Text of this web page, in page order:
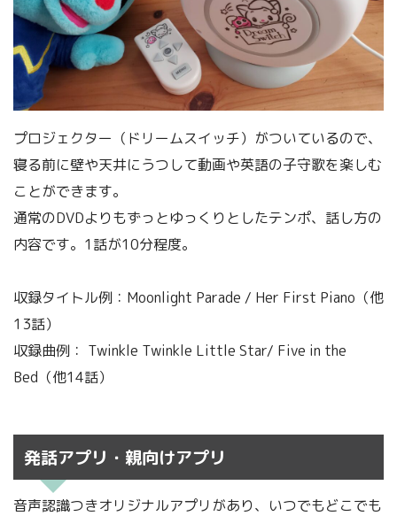
プロジェクター（ドリームスイッチ）がついているので、
寝る前に壁や天井にうつして動画や英語の子守歌を楽しむ
ことができます。
通常のDVDよりもずっとゆっくりとしたテンポ、話し方の
内容です。1話が10分程度。
収録タイトル例：Moonlight Parade / Her First Piano（他
13話）
収録曲例： Twinkle Twinkle Little Star/ Five in the
Bed（他14話）
発話アプリ・親向けアプリ
音声認識つきオリジナルアプリがあり、いつでもどこでも